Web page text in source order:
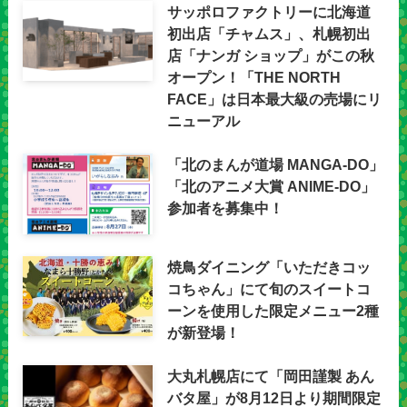
サッポロファクトリーに北海道
初出店「チャムス」、札幌初出
店「ナンガ ショップ」がこの秋
オープン！「THE NORTH
FACE」は日本最大級の売場にリ
ニューアル
「北のまんが道場 MANGA-DO」
「北のアニメ大賞 ANIME-DO」
参加者を募集中！
焼鳥ダイニング「いただきコッ
コちゃん」にて旬のスイートコ
ーンを使用した限定メニュー2種
が新登場！
大丸札幌店にて「岡田謹製 あん
バタ屋」が8月12日より期間限定